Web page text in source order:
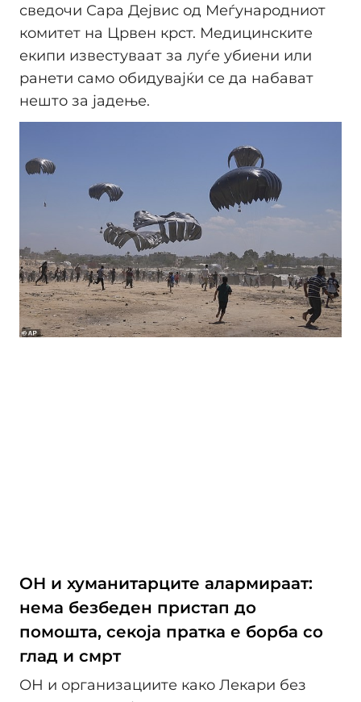
сведочи Сара Дејвис од Меѓународниот
комитет на Црвен крст. Медицинските
екипи известуваат за луѓе убиени или
ранети само обидувајќи се да набават
нешто за јадење.
ОН и хуманитарците алармираат:
нема безбеден пристап до
помошта, секоја пратка е борба со
глад и смрт
ОН и организациите како Лекари без